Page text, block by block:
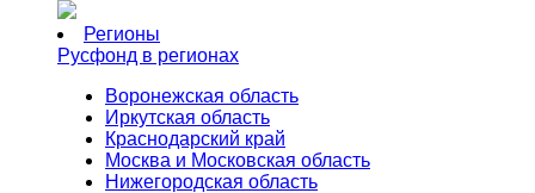
Регионы
Русфонд в регионах
Воронежская область
Иркутская область
Краснодарский край
Москва и Московская область
Нижегородская область